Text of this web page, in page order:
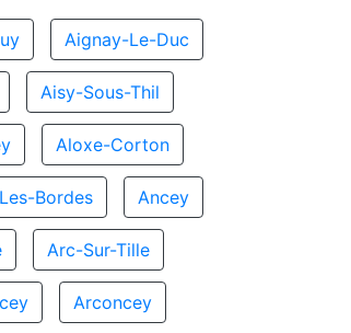
Aignay-Le-Duc
Aisy-Sous-Thil
Aloxe-Corton
Bordes Ancey
Arc-Sur-Tille
Arconcey